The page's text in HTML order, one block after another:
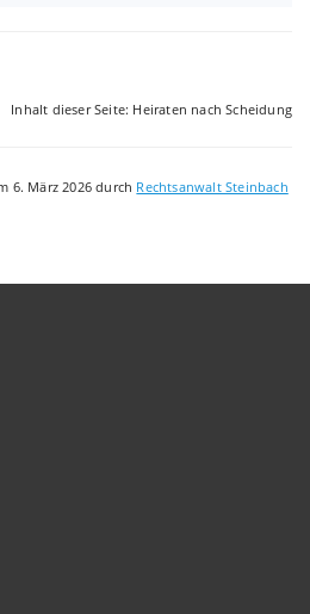
Inhalt dieser Seite: Heiraten nach Scheidung
6. März 2026 durch Rechtsanwalt Steinbach